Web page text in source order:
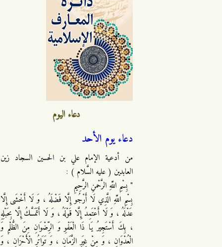
دعاء اليوم
دعاء يوم الأحد
من أدعية الإمام علي بن الحسين السجاد زين
العابدين ( عليه السَّلام ) :
" بِسْمِ اللَّهِ الرَّحْمنِ الرَّحِيمِ
بِسْمِ اللَّهِ الَّذِي لَا أَرْجُو إِلَّا فَضْلَهُ ، وَ لَا أَخْشَى إِلَّا
عَدْلَهُ ، وَ لَا أَعْتَمِدُ إِلَّا قَوْلَهُ ، وَ لَا أَتَمَسَّكُ إِلَّا بِحَبْلِهِ
، بِكَ أَسْتَجِيرُ يَا ذَا الْعَفْوِ وَ الرِّضْوَانِ مِنَ الظُّلْمِ وَ
الْعُدْوَانِ ، وَ مِنْ غِيَرِ الزَّمَانِ ، وَ تَوَاتُرِ الْأَحْزَانِ ، وَ